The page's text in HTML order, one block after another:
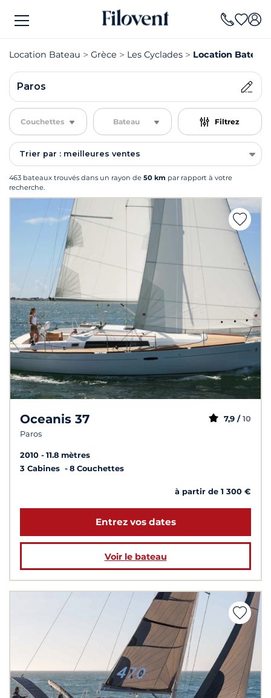
Location Bateau Grèce Les Cyclades Location Bateau
Paros
Couchettes Bateau Filtrez
Trier par : meilleures ventes
463 bateaux trouvés dans un rayon de 50 km par rapport à votre
recherche.
Oceanis 37
Paros
7,9 / 10
2010
11.8 mètres
3 Cabines
8 Couchettes
à partir de 1 300 €
Entrez vos dates
Voir le bateau